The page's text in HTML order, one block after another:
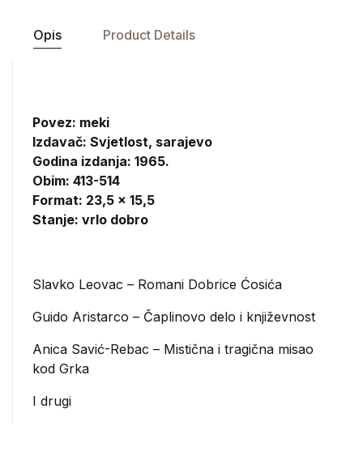
Opis Product Details
Povez: meki
Izdavač: Svjetlost, sarajevo
Godina izdanja: 1965.
Obim: 413-514
Format: 23,5 x 15,5
Stanje: vrlo dobro
Slavko Leovac – Romani Dobrice Ćosića
Guido Aristarco – Čaplinovo delo i književnost
Anica Savić-Rebac – Mistična i tragična misao
kod Grka
I drugi